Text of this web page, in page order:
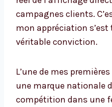
campagnes clients.
mon appréciation
véritable conviction.
L’une de mes
une marque nationale
compétition dans une